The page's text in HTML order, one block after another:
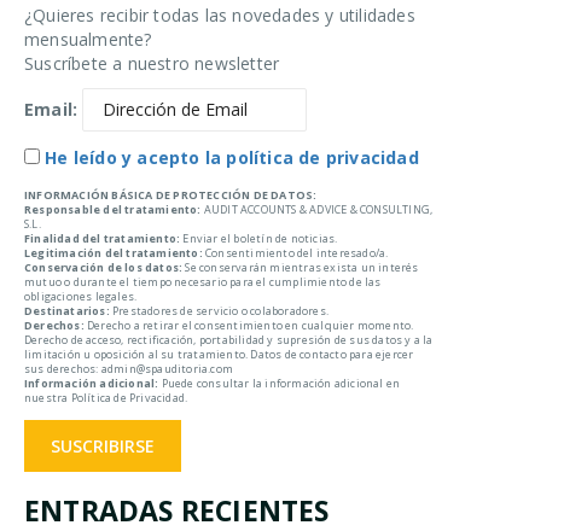
¿Quieres recibir todas las novedades y utilidades
mensualmente?
Suscríbete a nuestro newsletter
Email:
He leído y acepto la política de privacidad
INFORMACIÓN BÁSICA DE PROTECCIÓN DE DATOS:
Responsable del tratamiento: AUDIT ACCOUNTS & ADVICE & CONSULTING,
S.L.
Finalidad del tratamiento: Enviar el boletín de noticias.
Legitimación del tratamiento: Consentimiento del interesado/a.
Conservación de los datos: Se conservarán mientras exista un interés
mutuo o durante el tiempo necesario para el cumplimiento de las
obligaciones legales.
Destinatarios: Prestadores de servicio o colaboradores.
Derechos: Derecho a retirar el consentimiento en cualquier momento.
Derecho de acceso, rectificación, portabilidad y supresión de sus datos y a la
limitación u oposición al su tratamiento. Datos de contacto para ejercer
sus derechos: admin@spauditoria.com
Información adicional: Puede consultar la información adicional en
nuestra Política de Privacidad.
ENTRADAS RECIENTES